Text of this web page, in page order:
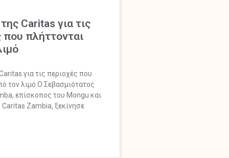
Caritas για τις
που πλήττονται
για τις περιοχές που
τον λιμό Ο Σεβασμιότατος
επίσκοπος του Mongu και
Zambia, ξεκίνησε